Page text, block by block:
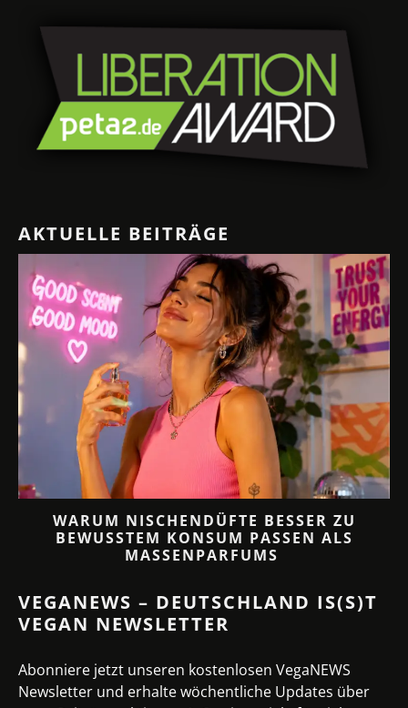
AKTUELLE BEITRÄGE
WARUM NISCHENDÜFTE BESSER ZU
BEWUSSTEM KONSUM PASSEN ALS
MASSENPARFUMS
VEGANEWS – DEUTSCHLAND IS(S)T
VEGAN NEWSLETTER
Abonniere jetzt unseren kostenlosen VegaNEWS
Newsletter und erhalte wöchentliche Updates über